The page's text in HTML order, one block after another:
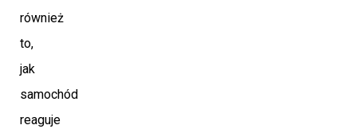
również
to,
jak
samochód
reaguje